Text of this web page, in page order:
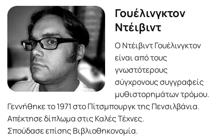
Γουέλινγκτον
Ντέιβιντ
Ο Ντέιβιντ Γουέλινγκτον
είναι από τους
γνωστότερους
σύγχρονους συγγραφείς
μυθιστορημάτων τρόμου.
Γεννήθηκε το 1971 στο Πίτσμπουργκ της Πενσιλβάνια.
Απέκτησε δίπλωμα στις Καλές Τέχνες.
Σπούδασε επίσης Βιβλιοθηκονομία.